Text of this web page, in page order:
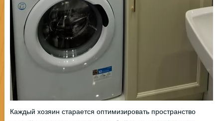
Каждый хозяин старается оптимизировать пространство